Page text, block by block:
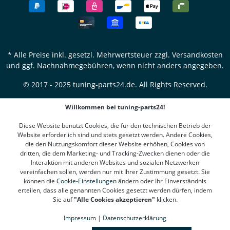
* Alle Preise inkl. gesetzl. Mehrwertsteuer zzgl. Versandkosten
und ggf. Nachnahmegebühren, wenn nicht anders angegeben.
© 2017 - 2025 tuning-parts24.de. All Rights Reserved.
Willkommen bei tuning-parts24!
Diese Website benutzt Cookies, die für den technischen Betrieb der
Website erforderlich sind und stets gesetzt werden. Andere Cookies,
die den Nutzungskomfort dieser Website erhöhen, Cookies von
dritten, die dem Marketing- und Tracking-Zwecken dienen oder die
Interaktion mit anderen Websites und sozialen Netzwerken
vereinfachen sollen, werden nur mit Ihrer Zustimmung gesetzt. Sie
können die Cookie-Einstellungenändern oder Ihr Einverständnis
erteilen, dass alle genannten Cookies gesetzt werden dürfen, indem
Sie auf"Alle Cookies akzeptieren" klicken.
Impressum | Datenschutzerklärung
(4.78 / 5)